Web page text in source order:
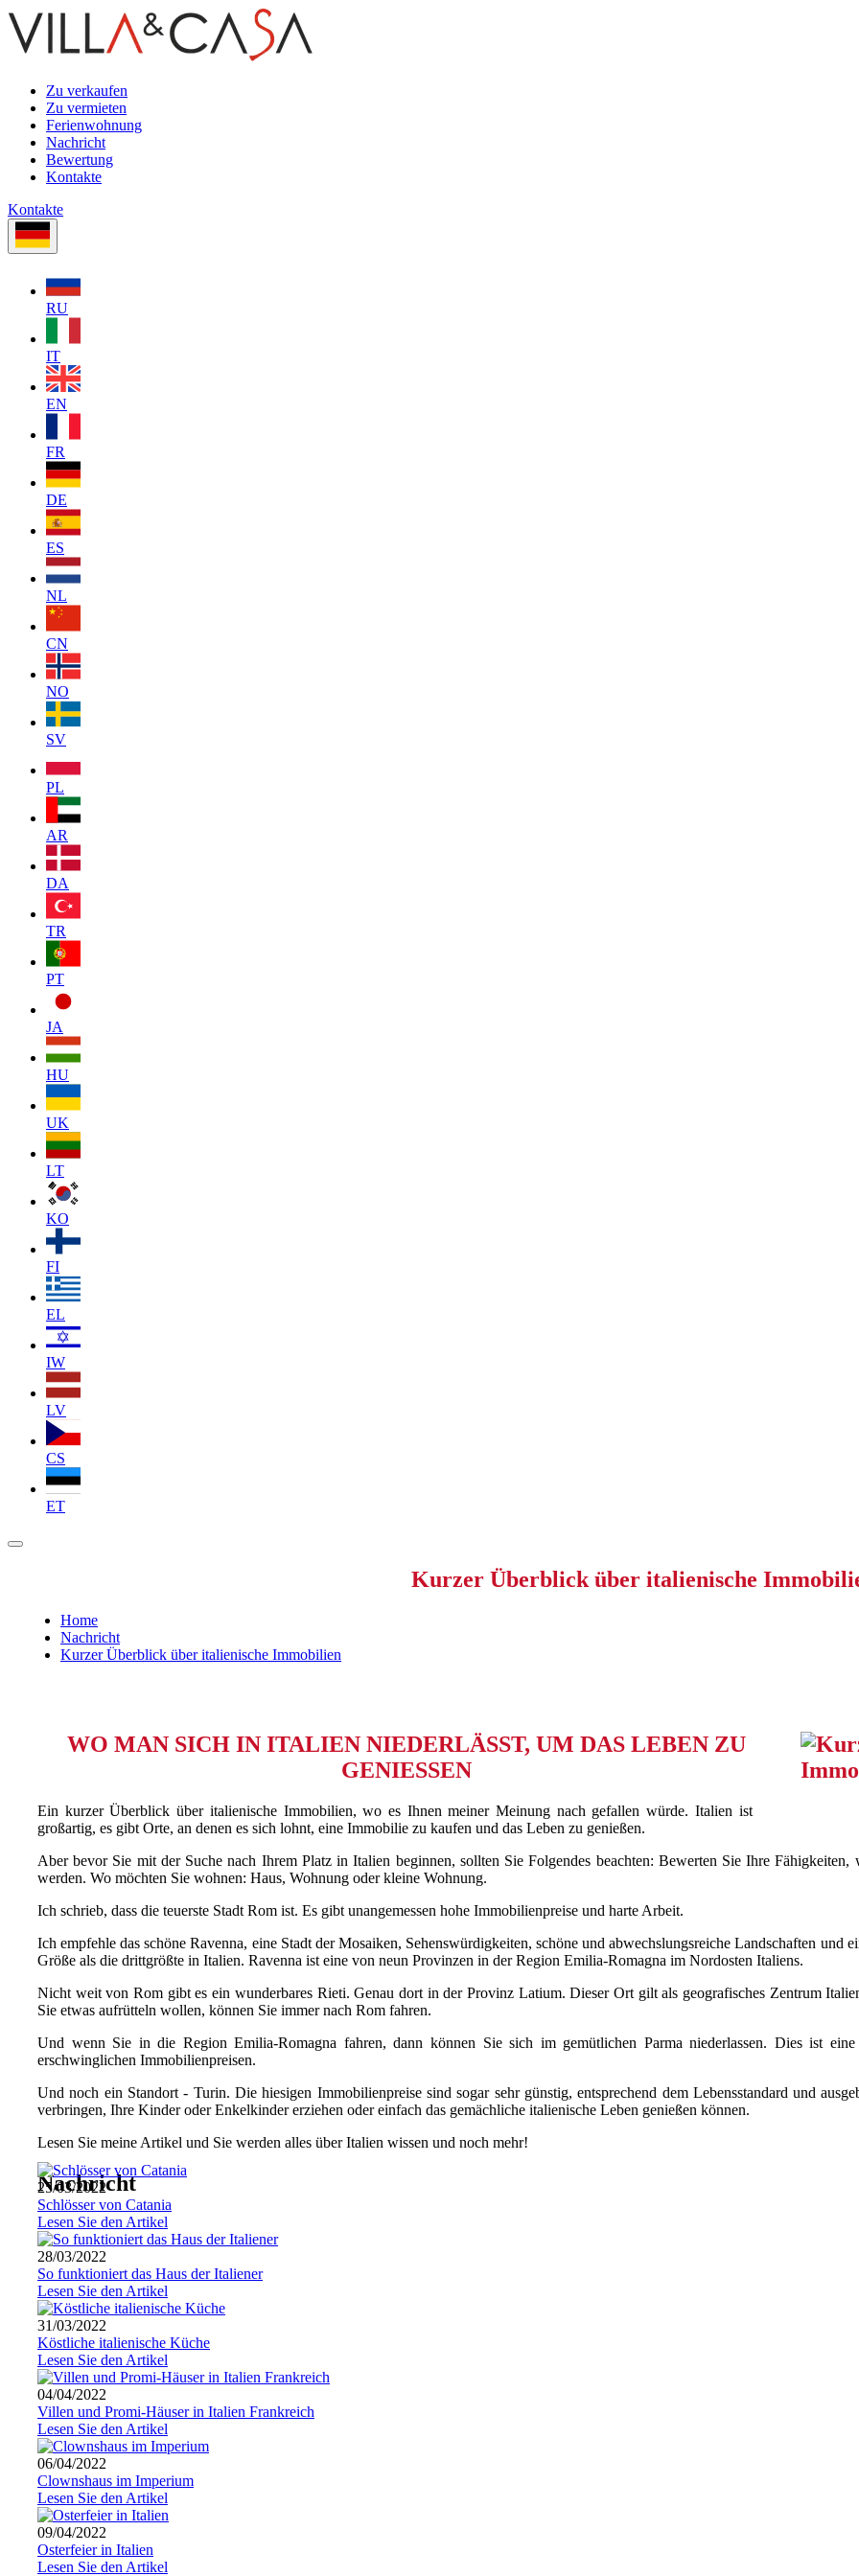
Zu verkaufen
Zu vermieten
Ferienwohnung
Nachricht
Bewertung
Kontakte
Kontakte
RU
IT
EN
FR
DE
ES
NL
CN
NO
SV
PL
AR
DA
TR
PT
JA
HU
UK
LT
KO
FI
EL
IW
LV
CS
ET
Kurzer Überblick über italienische
Home
Nachricht
Kurzer Überblick über italienische Immobilien
WO MAN SICH IN ITALIEN NIEDERLÄSST, UM DAS LEBEN ZU
GENIESSEN
Ein kurzer Überblick über italienische Immobilien, wo es Ihnen meiner Meinung nach gefallen würde. Italien ist
großartig, es gibt Orte, an denen es sich lohnt, eine Immobilie zu kaufen und das Leben zu genießen.
Aber bevor Sie mit der Suche nach Ihrem Platz in Italien beginnen, sollten Sie Folgendes beachten: Bewerten Sie Ihre
werden. Wo möchten Sie wohnen: Haus, Wohnung oder kleine Wohnung.
Ich schrieb, dass die teuerste Stadt Rom ist. Es gibt unangemessen hohe Immobilienpreise und harte Arbeit.
Ich empfehle das schöne Ravenna, eine Stadt der Mosaiken, Sehenswürdigkeiten, schöne und abwechslungsreiche Landschaften und
Größe als die drittgrößte in Italien. Ravenna ist eine von neun Provinzen in der Region Emilia-Romagna im Nordosten Italiens.
Nicht weit von Rom gibt es ein wunderbares Rieti. Genau dort in der Provinz Latium. Dieser Ort gilt als geografisches Zentrum
Sie etwas aufrütteln wollen, können Sie immer nach Rom fahren.
Und wenn Sie in die Region Emilia-Romagna fahren, dann können Sie sich im gemütlichen Parma niederlassen. Dies ist
erschwinglichen Immobilienpreisen.
Und noch ein Standort - Turin. Die hiesigen Immobilienpreise sind sogar sehr günstig, entsprechend dem Lebensstandard und
verbringen, Ihre Kinder oder Enkelkinder erziehen oder einfach das gemächliche italienische Leben genießen können.
Lesen Sie meine Artikel und Sie werden alles über Italien wissen und noch mehr!
Nachricht
25/03/2022
Schlösser von Catania
Lesen Sie den Artikel
28/03/2022
So funktioniert das Haus der Italiener
Lesen Sie den Artikel
31/03/2022
Köstliche italienische Küche
Lesen Sie den Artikel
04/04/2022
Villen und Promi-Häuser in Italien Frankreich
Lesen Sie den Artikel
06/04/2022
Clownshaus im Imperium
Lesen Sie den Artikel
09/04/2022
Osterfeier in Italien
Lesen Sie den Artikel